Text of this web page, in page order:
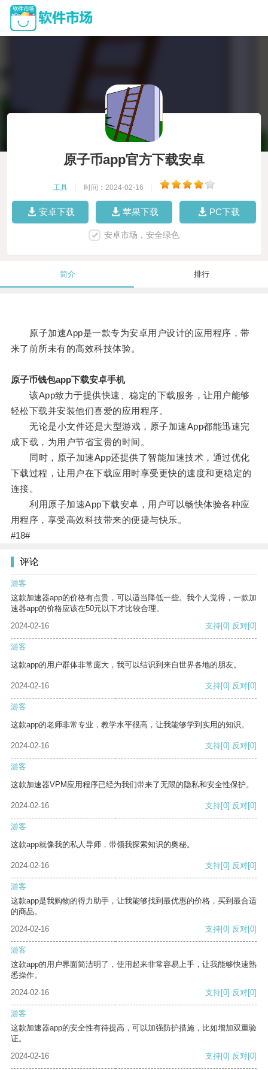
原子币app官方下载安卓
工具 时间：2024-02-16
安卓下载 苹果下载 PC下载
安卓市场，安全绿色
简介 排行
原子加速App是一款专为安卓用户设计的应用程序，带
来了前所未有的高效科技体验。
原子币钱包app下载安卓手机
该App致力于提供快速、稳定的下载服务，让用户能够
轻松下载并安装他们喜爱的应用程序。
无论是小文件还是大型游戏，原子加速App都能迅速完
成下载，为用户节省宝贵的时间。
同时，原子加速App还提供了智能加速技术，通过优化
下载过程，让用户在下载应用时享受更快的速度和更稳定的
连接。
利用原子加速App下载安卓，用户可以畅快体验各种应
用程序，享受高效科技带来的便捷与快乐。
#18#
评论
游客
这款加速器app的价格有点贵，可以适当降低一些。我个人觉得，一款加
速器app的价格应该在50元以下才比较合理。
2024-02-16
支持[0] 反对[0]
游客
这款app的用户群体非常庞大，我可以结识到来自世界各地的朋友。
2024-02-16 支持[0] 反对[0]
游客
这款app的老师非常专业，教学水平很高，让我能够学到实用的知识。
2024-02-16 支持[0] 反对[0]
游客
这款加速器VPM应用程序已经为我们带来了无限的隐私和安全性保护。
2024-02-16 支持[0] 反对[0]
游客
这款app就像我的私人导师，带领我探索知识的奥秘。
2024-02-16 支持[0] 反对[0]
游客
这款app是我购物的得力助手，让我能够找到最优惠的价格，买到最合适
的商品。
2024-02-16
支持[0] 反对[0]
游客
这款app的用户界面简洁明了，使用起来非常容易上手，让我能够快速熟
悉操作。
2024-02-16
支持[0] 反对[0]
游客
这款加速器app的安全性有待提高，可以加强防护措施，比如增加双重验
证。
2024-02-16
支持[0] 反对[0]